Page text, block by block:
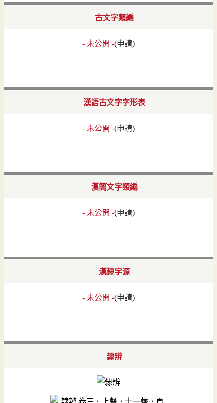
古文字類編
- 未公開 -(申請)
漢語古文字字形表
- 未公開 -(申請)
漢簡文字類編
- 未公開 -(申請)
漢隸字源
- 未公開 -(申請)
隸辨